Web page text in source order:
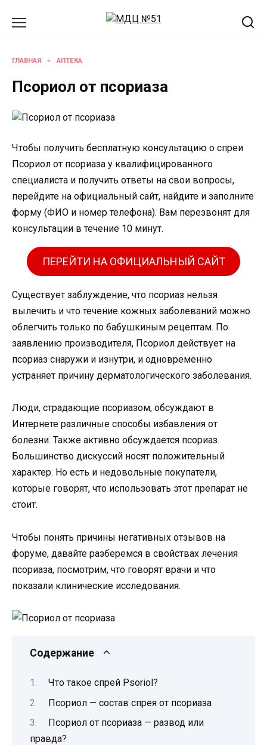
ГЛАВНАЯ » АПТЕКА
Псориол от псориаза
Чтобы получить бесплатную консультацию о спреи
Псориол от псориаза у квалифицированного
специалиста и получить ответы на свои вопросы,
перейдите на официальный сайт, найдите и заполните
форму (ФИО и номер телефона). Вам перезвонят для
консультации в течение 10 минут.
ПЕРЕЙТИ НА ОФИЦИАЛЬНЫЙ САЙТ
Существует заблуждение, что псориаз нельзя
вылечить и что течение кожных заболеваний можно
облегчить только по бабушкиным рецептам. По
заявлению производителя, Псориол действует на
псориаз снаружи и изнутри, и одновременно
устраняет причину дерматологического заболевания.
Люди, страдающие псориазом, обсуждают в
Интернете различные способы избавления от
болезни. Также активно обсуждается псориаз.
Большинство дискуссий носят положительный
характер. Но есть и недовольные покупатели,
которые говорят, что использовать этот препарат не
стоит.
Чтобы понять причины негативных отзывов на
форуме, давайте разберемся в свойствах лечения
псориаза, посмотрим, что говорят врачи и что
показали клинические исследования.
Содержание
Что такое спрей Psoriol?
Псориол — состав спрея от псориаза
Псориол от псориаза — развод или
правда?